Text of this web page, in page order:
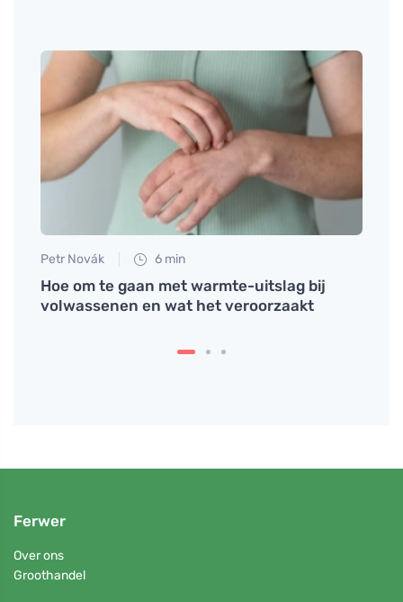
Petr Novák 6 min
Hoe om te gaan met warmte-uitslag bij
volwassenen en wat het veroorzaakt
Ferwer
Over ons
Groothandel